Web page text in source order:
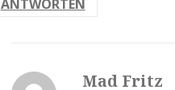
ANTWORTEN
Mad Fritz